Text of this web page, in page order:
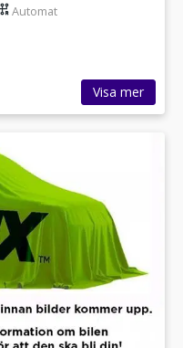
Automat
Visa mer